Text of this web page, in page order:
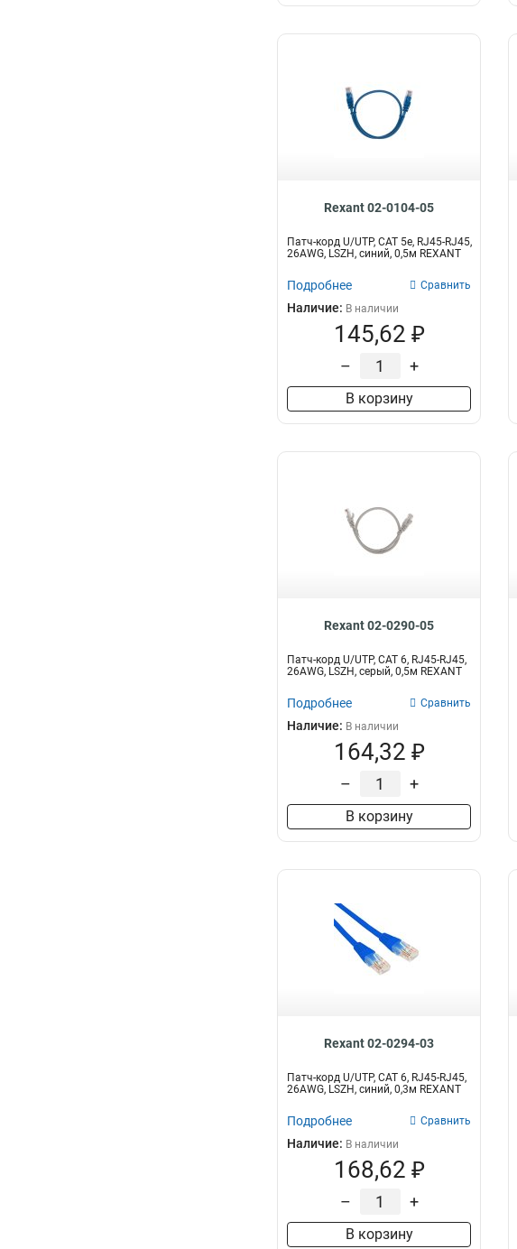
Rexant 02-0104-05
Патч-корд U/UTP, CAT 5e, RJ45-RJ45,
26AWG, LSZH, синий, 0,5м REXANT
Подробнее Сравнить
Наличие: В наличии
145,62 ₽
– +
В корзину
Rexant 02-0290-05
Патч-корд U/UTP, CAT 6, RJ45-RJ45,
26AWG, LSZH, серый, 0,5м REXANT
Подробнее Сравнить
Наличие: В наличии
164,32 ₽
– +
В корзину
Rexant 02-0294-03
Патч-корд U/UTP, CAT 6, RJ45-RJ45,
26AWG, LSZH, синий, 0,3м REXANT
Подробнее Сравнить
Наличие: В наличии
168,62 ₽
– +
В корзину